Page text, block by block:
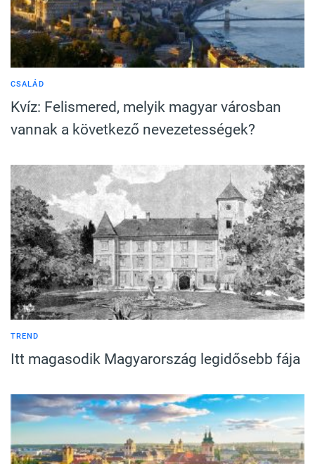
CSALÁD
Kvíz: Felismered, melyik magyar városban
vannak a következő nevezetességek?
TREND
Itt magasodik Magyarország legidősebb fája